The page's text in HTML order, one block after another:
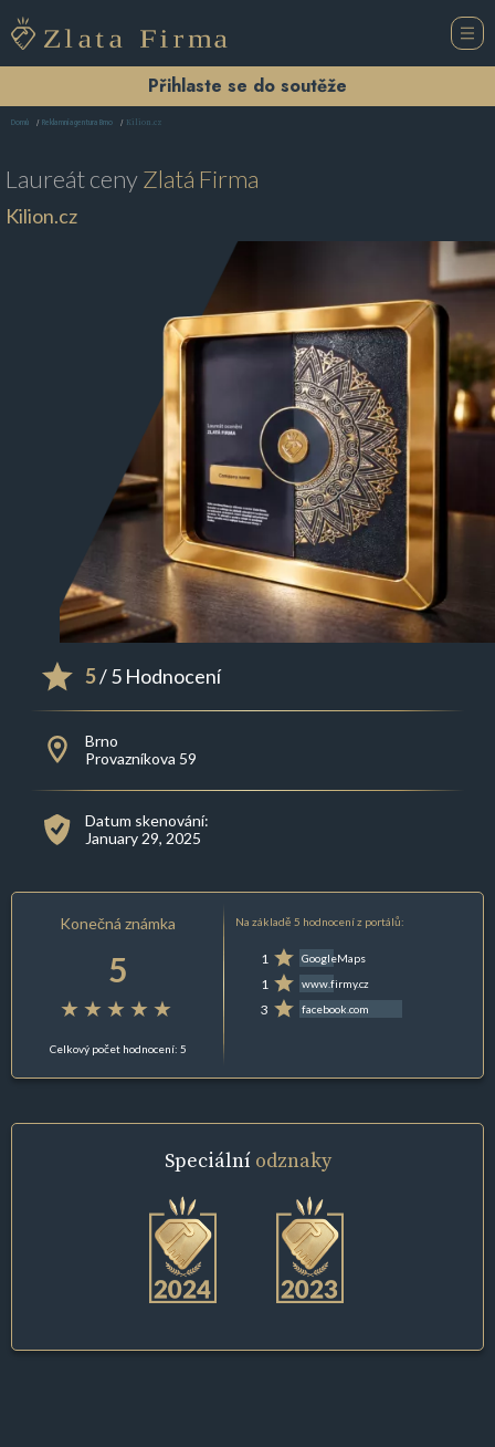
Přihlaste se do soutěže
Domů Reklamní agentura Brno Kilion.cz
Laureát cenyZlatá Firma
Kilion.cz
5/ 5 Hodnocení
Brno
Provazníkova 59
Datum skenování:
January 29, 2025
Konečná známka
5
Celkový počet hodnocení: 5
Na základě 5 hodnocení z portálů:
1 GoogleMaps
1 www.firmy.cz
3 facebook.com
Speciální odznaky